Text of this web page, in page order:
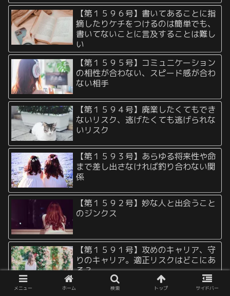
【第１５９６号】書いてあることに指
摘したりケチをつけるのは簡単でも、
書いてないことに言及することは難し
い
【第１５９５号】コミュニケーション
の相性が合わない、スピード感が合わ
ない相手
【第１５９４号】廃業したくてもでき
ないリスク、逃げたくても逃げられな
いリスク
【第１５９３号】あらゆる将来性や命
まで差し出さなければ釣り合わない関
係
【第１５９２号】妙な人と出会うこと
のジンクス
【第１５９１号】攻めのキャリア、守
りのキャリア。適正リスクはどこにあ
る？
メニュー ホーム 検索 トップ サイドバー